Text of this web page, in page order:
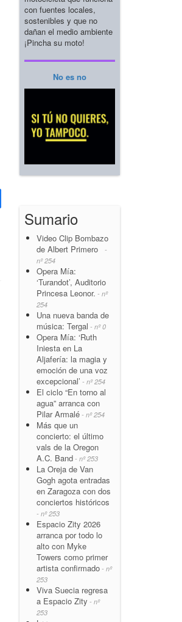
con fuentes locales,
sostenibles y que no
dañan el medio ambiente
¡Pincha su moto!
No es no
Sumario
Video Clip Bombazo
de Albert Primero
-
nº 254
Opera Mía:
‘Turandot’, Auditorio
Princesa Leonor. - nº
254
Una nueva banda de
música: Tergal - nº 0
Opera Mía: ‘Ruth
Iniesta en La
Aljafería: la magia y
emoción de una voz
excepcional’ - nº 254
El ciclo “En torno al
agua” arranca con
Pilar Armalé - nº 254
Más que un
concierto: el último
vals de la Oregon
A.C. Band - nº 253
La Oreja de Van
Gogh agota entradas
en Zaragoza con dos
conciertos históricos
- nº 253
Espacio Zity 2026
arranca por todo lo
alto con Myke
Towers como primer
artista confirmado - nº
253
Viva Suecia regresa
a Espacio Zity - nº
253